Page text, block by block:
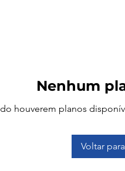
Nenhum
houverem planos
Voltar